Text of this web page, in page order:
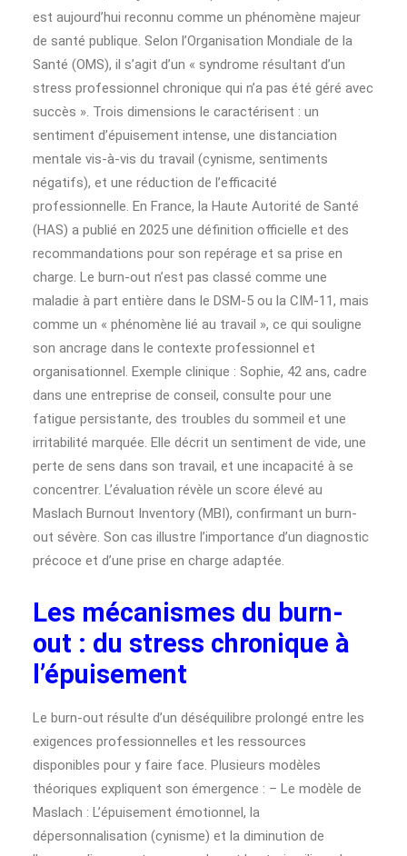
est aujourd’hui reconnu comme un phénomène majeur
de santé publique. Selon l’Organisation Mondiale de la
Santé (OMS), il s’agit d’un « syndrome résultant d’un
stress professionnel chronique qui n’a pas été géré avec
succès ». Trois dimensions le caractérisent : un
sentiment d’épuisement intense, une distanciation
mentale vis-à-vis du travail (cynisme, sentiments
négatifs), et une réduction de l’efficacité
professionnelle. En France, la Haute Autorité de Santé
(HAS) a publié en 2025 une définition officielle et des
recommandations pour son repérage et sa prise en
charge. Le burn-out n’est pas classé comme une
maladie à part entière dans le DSM-5 ou la CIM-11, mais
comme un « phénomène lié au travail », ce qui souligne
son ancrage dans le contexte professionnel et
organisationnel. Exemple clinique : Sophie, 42 ans, cadre
dans une entreprise de conseil, consulte pour une
fatigue persistante, des troubles du sommeil et une
irritabilité marquée. Elle décrit un sentiment de vide, une
perte de sens dans son travail, et une incapacité à se
concentrer. L’évaluation révèle un score élevé au
Maslach Burnout Inventory (MBI), confirmant un burn-
out sévère. Son cas illustre l’importance d’un diagnostic
précoce et d’une prise en charge adaptée.
Les mécanismes du burn-
out : du stress chronique à
l’épuisement
Le burn-out résulte d’un déséquilibre prolongé entre les
exigences professionnelles et les ressources
disponibles pour y faire face. Plusieurs modèles
théoriques expliquent son émergence : – Le modèle de
Maslach : L’épuisement émotionnel, la
dépersonnalisation (cynisme) et la diminution de